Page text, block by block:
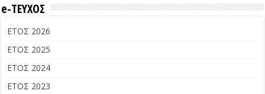
e-ΤΕΥΧΟΣ
ΕΤΟΣ 2026
ΕΤΟΣ 2025
ΕΤΟΣ 2024
ΕΤΟΣ 2023